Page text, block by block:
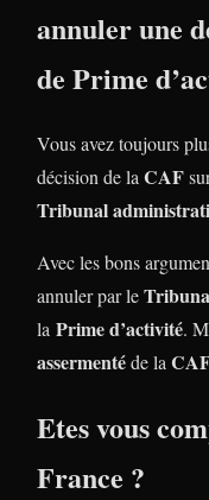
annuler une
de Prime
Vous avez toujours
décision de la CAF
Tribunal
Avec les bons
annuler par le
la Prime d’activité.
assermentéde la
Etes vous
France ?